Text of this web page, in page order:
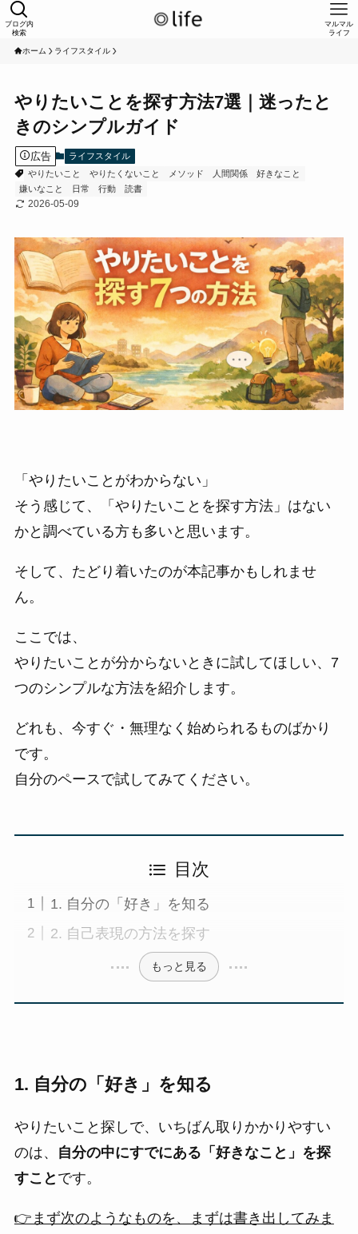
ブログ内
検索
マルマル
ライフ
ホーム ライフスタイル
やりたいことを探す方法7選｜迷ったと
きのシンプルガイド
広告
ライフスタイル
やりたいこと
やりたくないこと メソッド 人間関係
好きなこと
嫌いなこと
日常 行動 読書
2026-05-09
「やりたいことがわからない」
そう感じて、「やりたいことを探す方法」はない
かと調べている方も多いと思います。
そして、たどり着いたのが本記事かもしれませ
ん。
ここでは、
やりたいことが分からないときに試してほしい、7
つのシンプルな方法を紹介します。
どれも、今すぐ・無理なく始められるものばかり
です。
自分のペースで試してみてください。
目次
1. 自分の「好き」を知る
2. 自己表現の方法を探す
もっと見る
1. 自分の「好き」を知る
やりたいこと探しで、いちばん取りかかりやすい
のは、
自分の中にすでにある「好きなこと」を探
すこと です。
👉まず次のようなものを、まずは書き出してみま